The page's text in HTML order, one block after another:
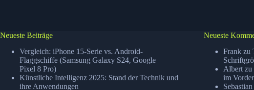
Neueste Beiträge
Vergleich: iPhone 15-Serie vs. Android-
Flaggschiffe (Samsung Galaxy S24, Google
Pixel 8 Pro)
Künstliche Intelligenz 2025: Stand der Technik und
ihre Anwendungen
Neueste
Frankzu
Albertzu
im
Sebastian